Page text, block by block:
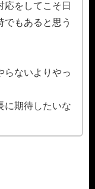
応をしてこそ日
でもあると思う
らないよりやっ
に期待したいな